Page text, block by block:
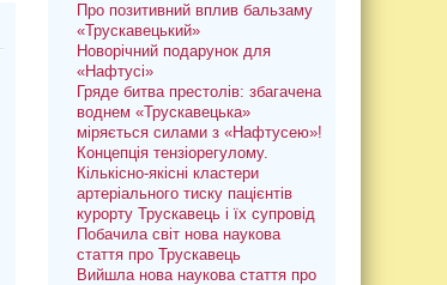
Про позитивний вплив бальзаму
«Трускавецький»
Новорічний подарунок для
«Нафтусі»
Гряде битва престолів: збагачена
воднем «Трускавецька»
міряється силами з «Нафтусею»!
Концепція тензіорегулому.
Кількісно-якісні кластери
артеріального тиску пацієнтів
курорту Трускавець і їх супровід
Побачила світ нова наукова
стаття про Трускавець
Вийшла нова наукова стаття про